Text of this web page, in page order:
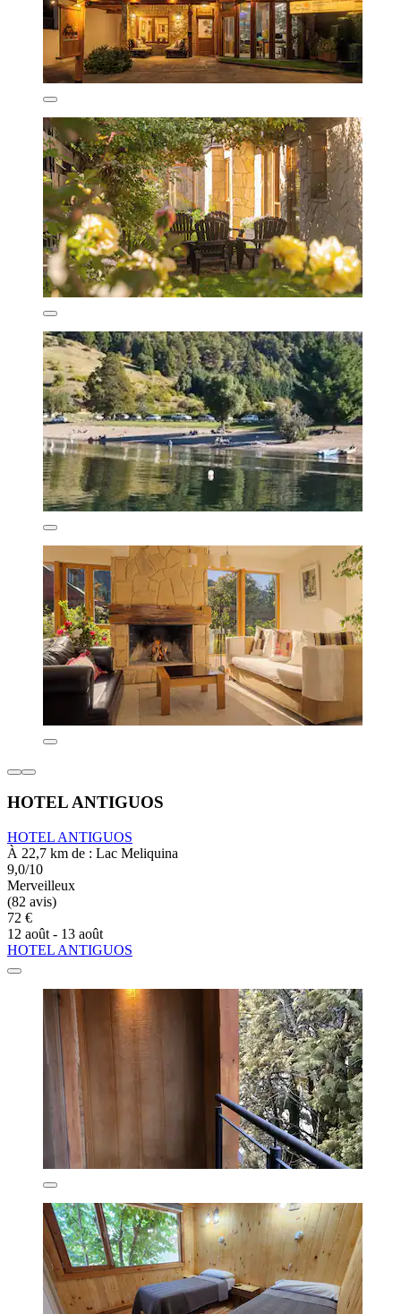
HOTEL ANTIGUOS
HOTEL ANTIGUOS
À 22,7 km de : Lac Meliquina
9,0/10
Merveilleux
(82 avis)
72 €
12 août - 13 août
HOTEL ANTIGUOS